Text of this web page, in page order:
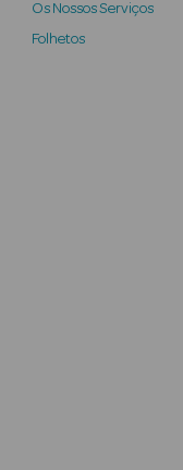
Os Nossos Serviços
Folhetos